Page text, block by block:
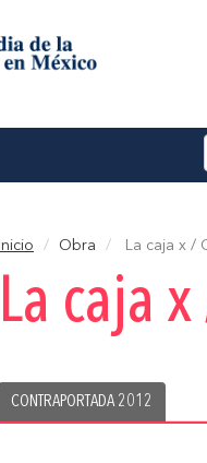
Inicio Obra La caja x /
La caja
CONTRAPORTADA 2012